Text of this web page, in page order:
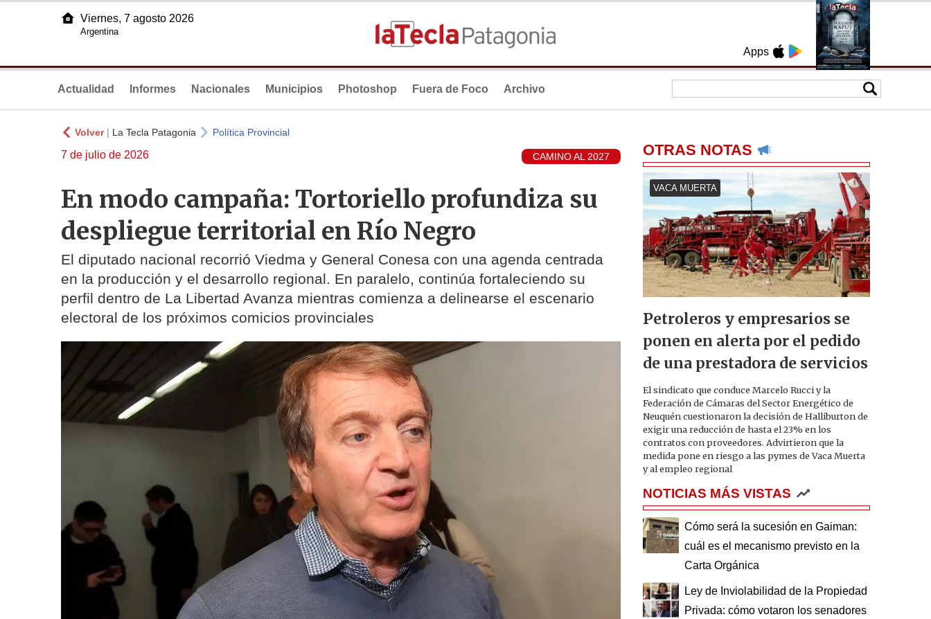
Apps
Viernes, 7 agosto 2026
Argentina
Actualidad Informes Nacionales Municipios Photoshop Fuera de Foco Archivo
Volver| La Tecla Patagonia Política Provincial
7 de julio de 2026 CAMINO AL 2027
En modo campaña: Tortoriello profundiza su
despliegue territorial en Río Negro
El diputado nacional recorrió Viedma y General Conesa con una agenda centrada
en la producción y el desarrollo regional. En paralelo, continúa fortaleciendo su
perfil dentro de La Libertad Avanza mientras comienza a delinearse el escenario
electoral de los próximos comicios provinciales
OTRAS NOTAS
VACA MUERTA
Petroleros y empresarios se
ponen en alerta por el pedido
de una prestadora de servicios
El sindicato que conduce Marcelo Rucci y la
Federación de Cámaras del Sector Energético de
Neuquén cuestionaron la decisión de Halliburton de
exigir una reducción de hasta el 23% en los
contratos con proveedores. Advirtieron que la
medida pone en riesgo a las pymes de Vaca Muerta
y al empleo regional
NOTICIAS MÁS VISTAS
Cómo será la sucesión en Gaiman:
cuál es el mecanismo previsto en la
Carta Orgánica
Ley de Inviolabilidad de la Propiedad
Privada: cómo votaron los senadores